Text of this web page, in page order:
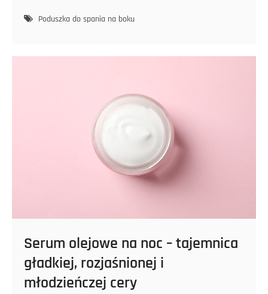
spania
–
wymagających
klientów
pragnących
wyjątkowego
komfortowego
Poduszka do spania na boku
Serum olejowe na noc – tajemnica
gładkiej, rozjaśnionej i
młodzieńczej cery